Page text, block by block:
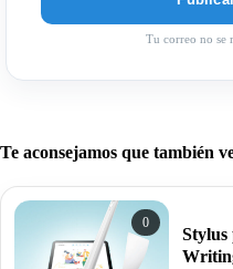
Tu correo no se
Te aconsejamos que también
0
Stylus